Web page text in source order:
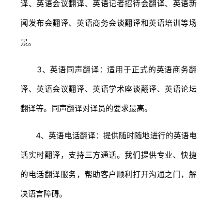
译、英语会议翻译、英语记者招待会翻译、英语新
闻发布会翻译、英语商务会谈翻译和英语培训等场
景。
3、英语同声翻译：适用于正式的英语商务翻
译、英语会议翻译、英语学术座谈翻译、英语论坛
翻译等。同声翻译对译员的要求最高。
4、英语电话翻译：提供随时随地进行的英语电
话实时翻译，支持三方通话。我们提供专业、快捷
的电话翻译服务，帮助客户顺利打开沟通之门，解
决语言障碍。